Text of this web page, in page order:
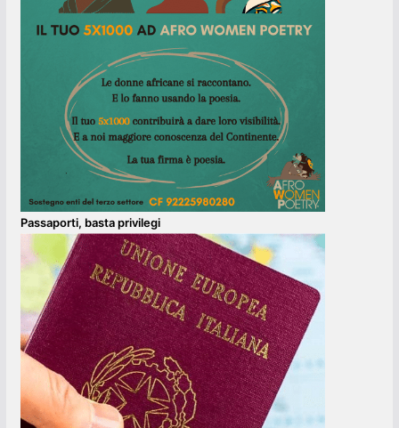
Passaporti, basta privilegi